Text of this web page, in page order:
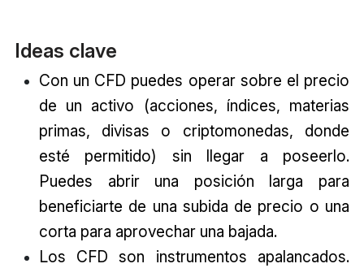
Ideas clave
Con un CFD puedes operar sobre el precio
de un activo (acciones, índices, materias
primas, divisas o criptomonedas, donde
esté permitido) sin llegar a poseerlo.
Puedes abrir una posición larga para
beneficiarte de una subida de precio o una
corta para aprovechar una bajada.
Los CFD son instrumentos apalancados.